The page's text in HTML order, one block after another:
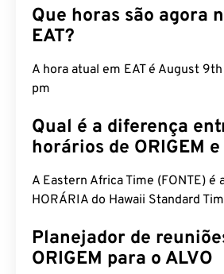
Que horas são agora
EAT?
A hora atual em EAT é August
pm
Qual é a diferença
horários de ORIGEM e
A Eastern Africa Time (FONTE) é
HORÁRIA do Hawaii Standard
Planejador de
ORIGEM para o ALVO